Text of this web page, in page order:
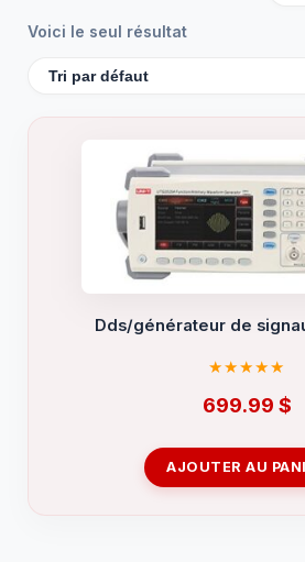
Voici le seul résultat
Dds/générateur de
699.99 $
AJOUTER AU